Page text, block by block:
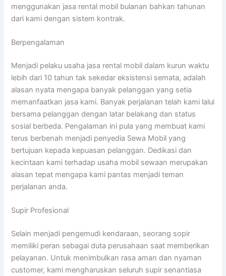
menggunakan jasa rental mobil bulanan bahkan tahunan
dari kami dengan sistem kontrak.
Berpengalaman
Menjadi pelaku usaha jasa rental mobil dalam kurun waktu
lebih dari 10 tahun tak sekedar eksistensi semata, adalah
alasan nyata mengapa banyak pelanggan yang setia
memanfaatkan jasa kami. Banyak perjalanan telah kami lalui
bersama pelanggan dengan latar belakang dan status
sosial berbeda. Pengalaman ini pula yang membuat kami
terus berbenah menjadi penyedia Sewa Mobil yang
bertujuan kepada kepuasan pelanggan. Dedikasi dan
kecintaan kami terhadap usaha mobil sewaan merupakan
alasan tepat mengapa kami pantas menjadi teman
perjalanan anda.
Supir Profesional
Selain menjadi pengemudi kendaraan, seorang sopir
memiliki peran sebagai duta perusahaan saat memberikan
pelayanan. Untuk menimbulkan rasa aman dan nyaman
customer, kami mengharuskan seluruh supir senantiasa